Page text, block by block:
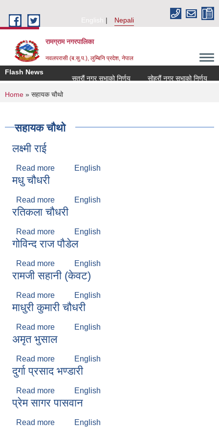
English
Nepali
रामग्राम नगरपालिका
नवलपरासी (ब.सु.प.), लुम्बिनि प्रदेश, नेपाल
Flash News
सत्रौं नगर सभाको निर्णय
सोह्रौं नगर सभाको निर्णय
You are here
Home » सहायक चौथो
सहायक चौथो
लक्ष्मी राई
Read more about लक्ष्मी राई
English
मधु चौधरी
Read more about मधु चौधरी
English
रतिकला चौधरी
Read more about रतिकला चौधरी
English
गोविन्द राज पौडेल
Read more about गोविन्द राज पौडेल
English
रामजी सहानी (केवट)
Read more about रामजी सहानी (केवट)
English
माधुरी कुमारी चौधरी
Read more about माधुरी कुमारी चौधरी
English
अमृत भुसाल
Read more about अमृत भुसाल
English
दुर्गा प्रसाद भण्डारी
Read more about दुर्गा प्रसाद भण्डारी
English
प्रेम सागर पासवान
Read more about प्रेम सागर पासवान
English